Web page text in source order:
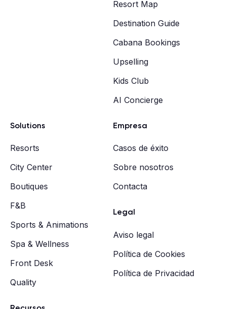
Resort Map
Destination Guide
Cabana Bookings
Upselling
Kids Club
AI Concierge
Solutions
Resorts
City Center
Boutiques
F&B
Sports & Animations
Spa & Wellness
Front Desk
Quality
Empresa
Casos de éxito
Sobre nosotros
Contacta
Legal
Aviso legal
Política de Cookies
Política de Privacidad